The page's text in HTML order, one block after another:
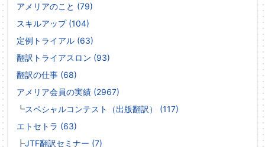
アメリアのこと (79)
スキルアップ (104)
定例トライアル (63)
翻訳トライアスロン (93)
翻訳の仕事 (68)
アメリア会員の実績 (2967)
┗スペシャルコンテスト（出版翻訳） (117)
エトセトラ (63)
┣JTF翻訳セミナー (7)